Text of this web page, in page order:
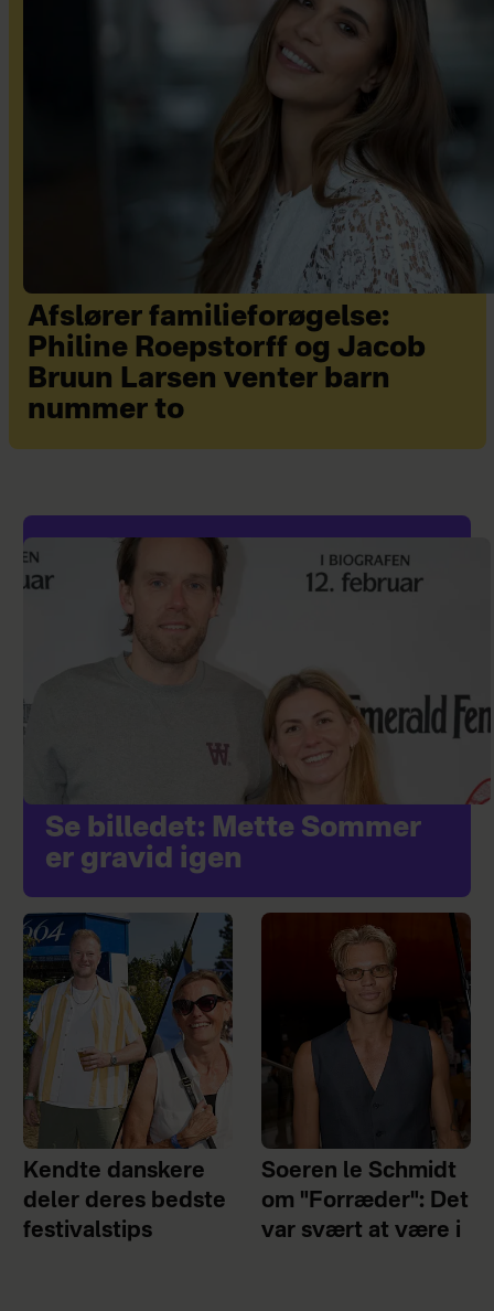
Afslører familieforøgelse:
Philine Roepstorff og Jacob
Bruun Larsen venter barn
nummer to
Se billedet: Mette Sommer
er gravid igen
Kendte danskere
deler deres bedste
festivalstips
Soeren le Schmidt
om "Forræder": Det
var svært at være i